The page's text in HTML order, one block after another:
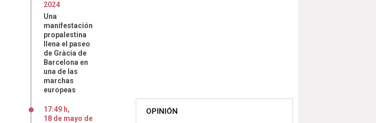
2024
Una
manifestación
propalestina
llena el paseo
de Gràcia de
Barcelona en
una de las
marchas
europeas
17:49 h,
18 de mayo de
OPINIÓN